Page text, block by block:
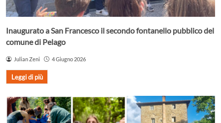
Inaugurato a San Francesco il secondo fontanello pubblico del
comune di Pelago
Julian Zeni 4 Giugno 2026
Leggi di più